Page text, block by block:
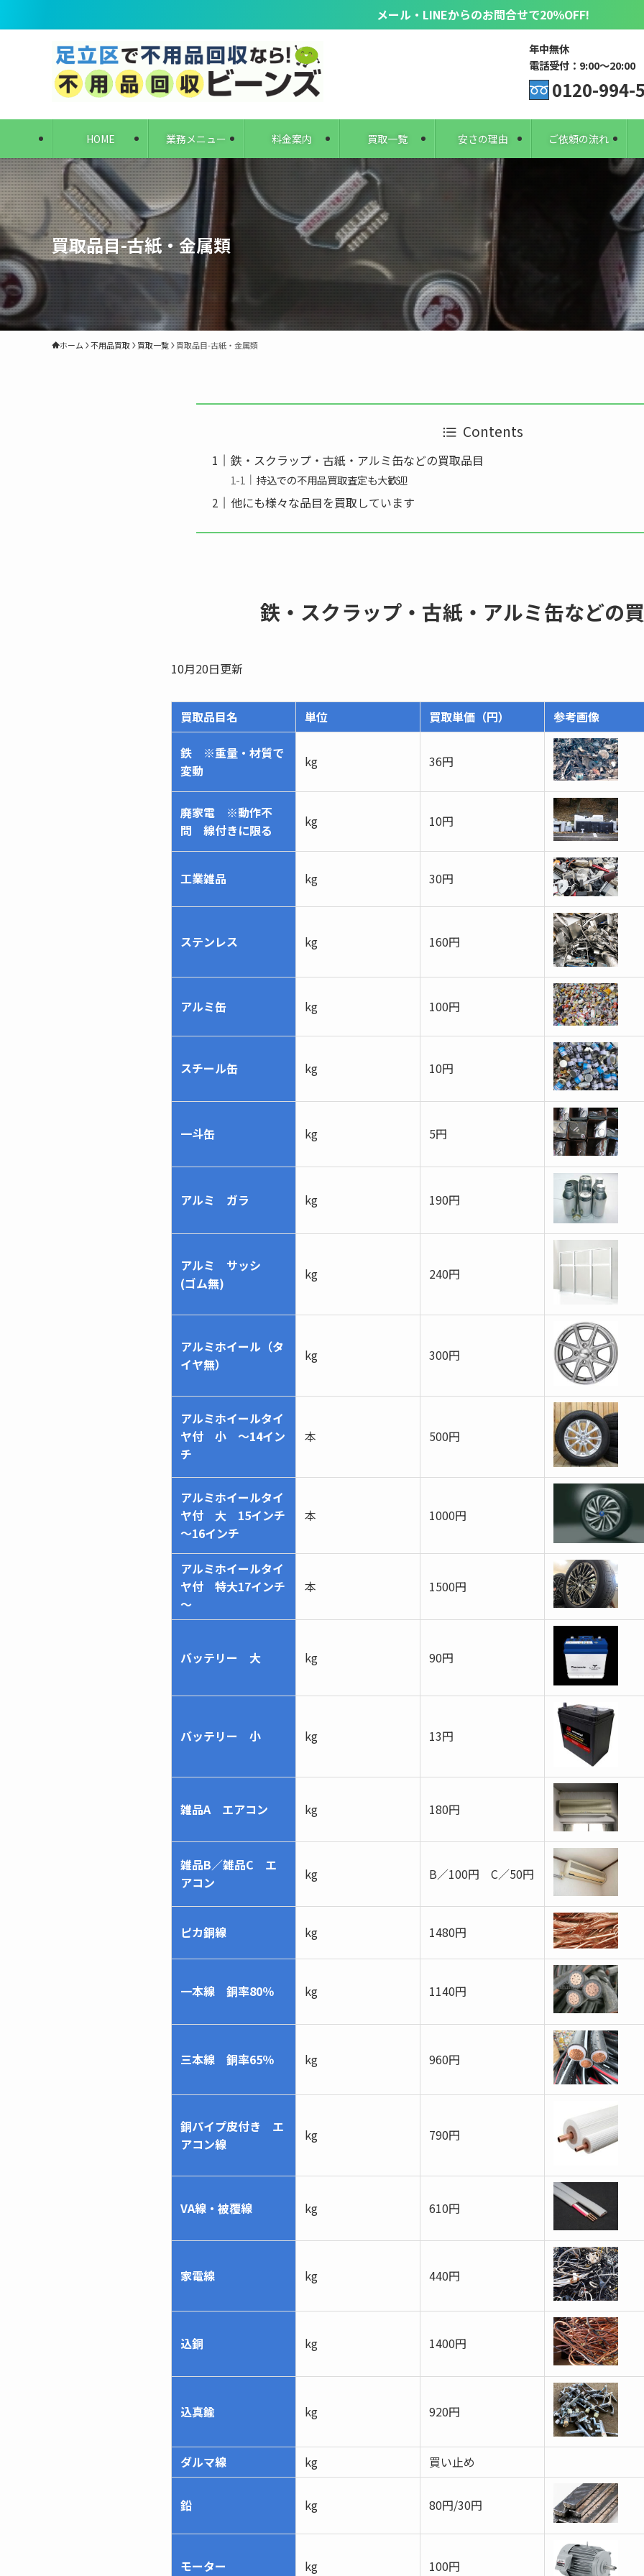
メール・LINEからのお問合せで20％OFF!
HOME 業務メニュー 料金案内 買取一覧 安さの理由 ご依頼の流れ
年中無休
電話受付：9:00〜20:00
0120-994-
買取品目-古紙・金属類
ホーム 不用品買取 買取一覧 買取品目-古紙・金属類
Contents
鉄・スクラップ・古紙・アルミ缶などの買取品目
持込での不用品買取査定も大歓迎
他にも様々な品目を買取しています
鉄・スクラップ・古紙・アルミ缶などの
10月20日更新
買取品目名 単位 買取単価（円） 参考画像
鉄 ※重量・材質で
変動
kg 36円
廃家電 ※動作不
問 線付きに限る
kg 10円
工業雑品 kg 30円
ステンレス kg 160円
アルミ缶 kg 100円
スチール缶 kg 10円
一斗缶 kg 5円
アルミ ガラ kg 190円
アルミ サッシ
(ゴム無)
kg 240円
アルミホイール（タ
イヤ無）
kg 300円
アルミホイールタイ
ヤ付 小 ～14イン
チ
本 500円
アルミホイールタイ
ヤ付 大 15インチ
～16インチ
本 1000円
アルミホイールタイ
ヤ付 特大17インチ
～
本 1500円
バッテリー 大 kg 90円
バッテリー 小 kg 13円
雑品A エアコン kg 180円
雑品B／雑品C エ
アコン
kg B／100円 C／50円
ピカ銅線 kg 1480円
一本線 銅率80％ kg 1140円
三本線 銅率65％ kg 960円
銅パイプ皮付き エ
アコン線
kg 790円
VA線・被覆線 kg 610円
家電線 kg 440円
込銅 kg 1400円
込真鍮 kg 920円
ダルマ線 kg 買い止め
鉛 kg 80円/30円
モーター kg 100円